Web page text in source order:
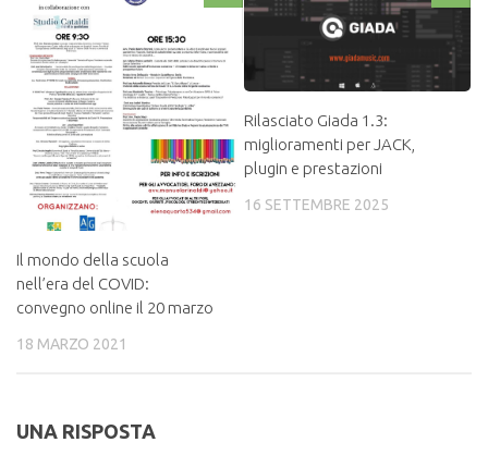
Il mondo della scuola
nell’era del COVID:
convegno online il 20 marzo
18 MARZO 2021
Rilasciato Giada 1.3:
miglioramenti per JACK,
plugin e prestazioni
16 SETTEMBRE 2025
UNA RISPOSTA